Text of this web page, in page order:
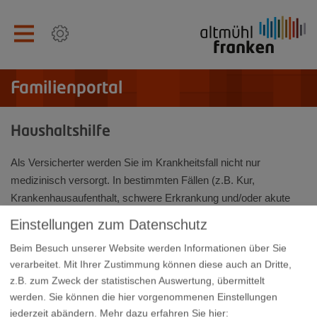
Familienportal
Haushaltshilfe
Als Versicherter werden Sie im Krankheitsfall nicht nur
medizinisch versorgt. In bestimmten Fällen (z.B. Kur,
Krankenhausaufenthalt, schwere Erkrankung und/oder akute
durch eine Haushaltshilfe unterstützt werden. Pflegerische
Tätigkeiten an der erkrankten Person selbst werden von ihr
nicht durchgeführt (keine Pflegekraft). Die Haushaltshilfe muss
bei ihrer Krankenkasse vor Ort beantragt werden.
Haushaltshilfe nach dem SGB V
Einstellungen zum Datenschutz
Beim Besuch unserer Website werden Informationen über Sie
verarbeitet. Mit Ihrer Zustimmung können diese auch an Dritte,
z.B. zum Zweck der statistischen Auswertung, übermittelt
werden. Sie können die hier vorgenommenen Einstellungen
jederzeit abändern. Mehr dazu erfahren Sie hier: